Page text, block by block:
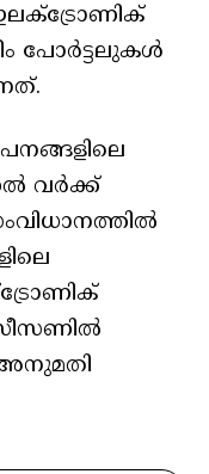
പോർട്ടലുകൾ
വർക്ക്
അനുമതി